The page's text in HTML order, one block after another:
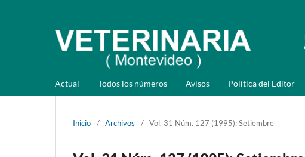
Actual Todos los números Avisos Política del Editor
Inicio / Archivos / Vol. 31 Núm. 127 (1995): Setiembre